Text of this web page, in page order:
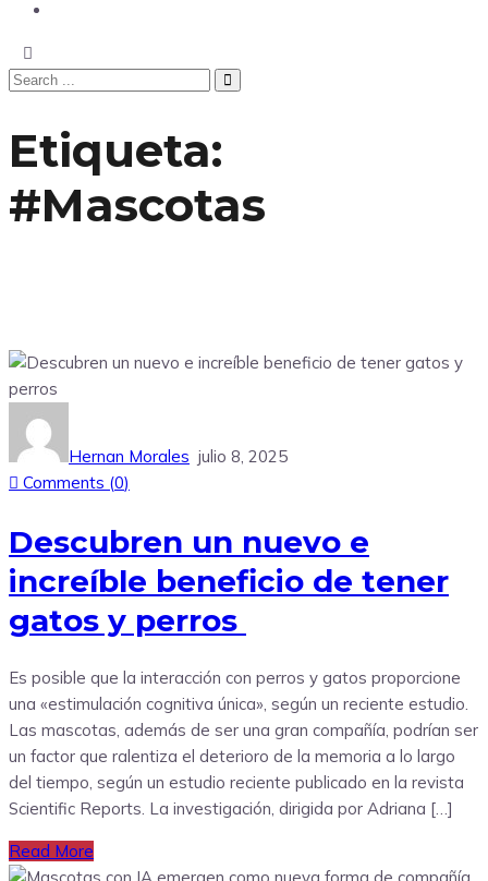
Etiqueta:
#Mascotas
Hernan Morales julio 8, 2025
Comments (0)
Descubren un nuevo e
increíble beneficio de tener
gatos y perros
Es posible que la interacción con perros y gatos proporcione
una «estimulación cognitiva única», según un reciente estudio.
Las mascotas, además de ser una gran compañía, podrían ser
un factor que ralentiza el deterioro de la memoria a lo largo
del tiempo, según un estudio reciente publicado en la revista
Scientific Reports. La investigación, dirigida por Adriana […]
Read More